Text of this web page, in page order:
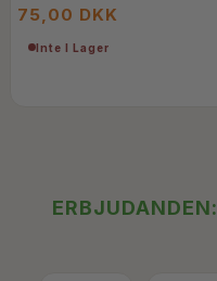
75,00 DKK
Inte I Lager
ERBJUDANDEN: